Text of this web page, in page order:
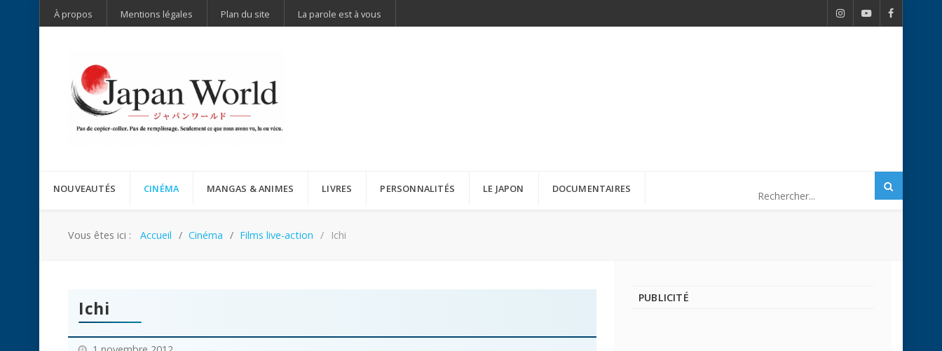
À propos Mentions légales Plan du site La parole est à vous
NOUVEAUTÉS CINÉMA MANGAS & ANIMES LIVRES PERSONNALITÉS LE JAPON DOCUMENTAIRES
Vous êtes ici : Accueil Cinéma Films live-action Ichi
Ichi PUBLICITÉ